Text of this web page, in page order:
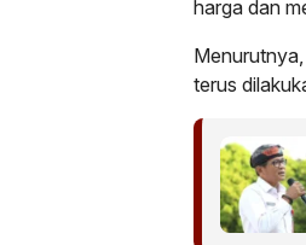
harga dan
terus